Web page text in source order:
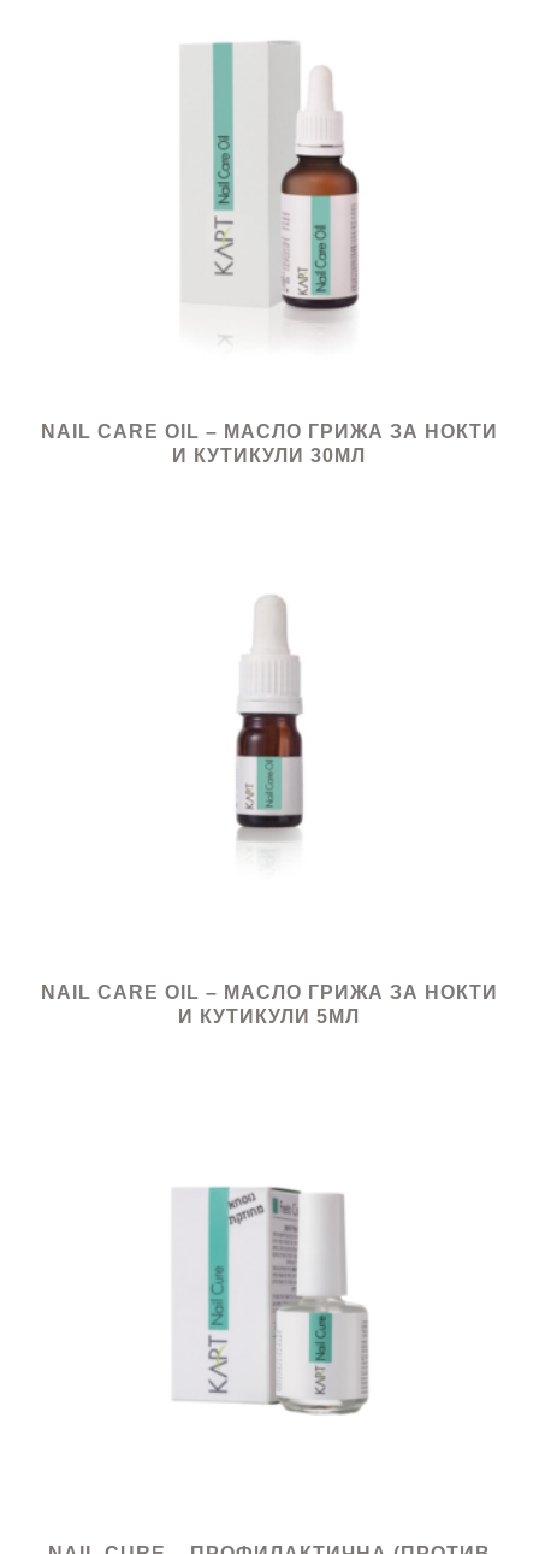
NAIL CARE OIL – МАСЛО ГРИЖА ЗА НОКТИ
И КУТИКУЛИ 30МЛ
NAIL CARE OIL – МАСЛО ГРИЖА ЗА НОКТИ
И КУТИКУЛИ 5МЛ